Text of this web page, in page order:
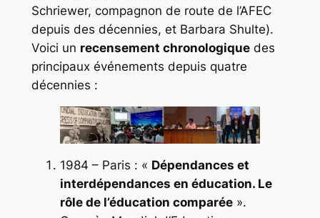
Schriewer, compagnon de route de l’AFEC
depuis des décennies, et Barbara Shulte).
Voici un recensement chronologiquedes
principaux événements depuis quatre
décennies :
1984 – Paris : « Dépendances et
interdépendances en éducation. Le
rôle de l’éducation comparée».